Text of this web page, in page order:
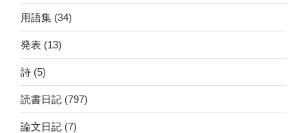
用語集 (34)
発表 (13)
詩 (5)
読書日記 (797)
論文日記 (7)